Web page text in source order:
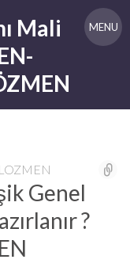
Mali
MENU
Genel
?